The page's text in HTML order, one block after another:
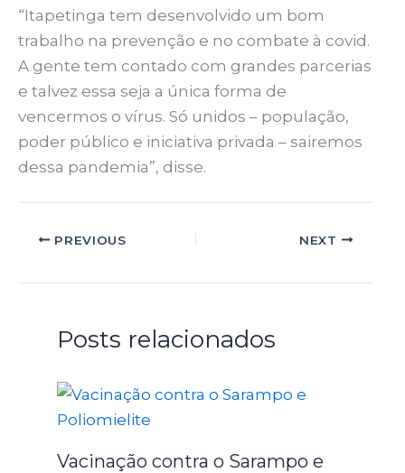
“Itapetinga tem desenvolvido um bom
trabalho na prevenção e no combate à covid.
A gente tem contado com grandes parcerias
e talvez essa seja a única forma de
vencermos o vírus. Só unidos – população,
poder público e iniciativa privada – sairemos
dessa pandemia”, disse.
PREVIOUS NEXT
Posts relacionados
Vacinação contra o Sarampo e